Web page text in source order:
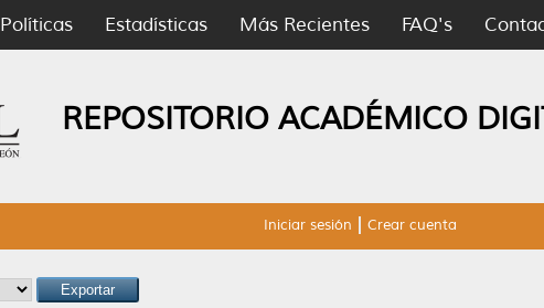
Políticas Estadísticas Más Recientes FAQ's
REPOSITORIO ACADÉMICO
Iniciar sesión Crear cuenta